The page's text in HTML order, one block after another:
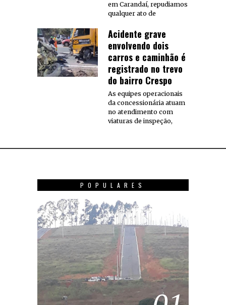
em Carandaí, repudiamos
qualquer ato de
Acidente grave
envolvendo dois
carros e caminhão é
registrado no trevo
do bairro Crespo
As equipes operacionais
da concessionária atuam
no atendimento com
viaturas de inspeção,
POPULARES